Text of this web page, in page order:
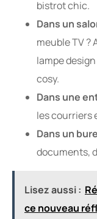
bistrot chic.
Dans un
meuble TV ?
lampe
cosy.
Dans une
les courriers
Dans un
documents,
Lisez aussi :
ce nouveau